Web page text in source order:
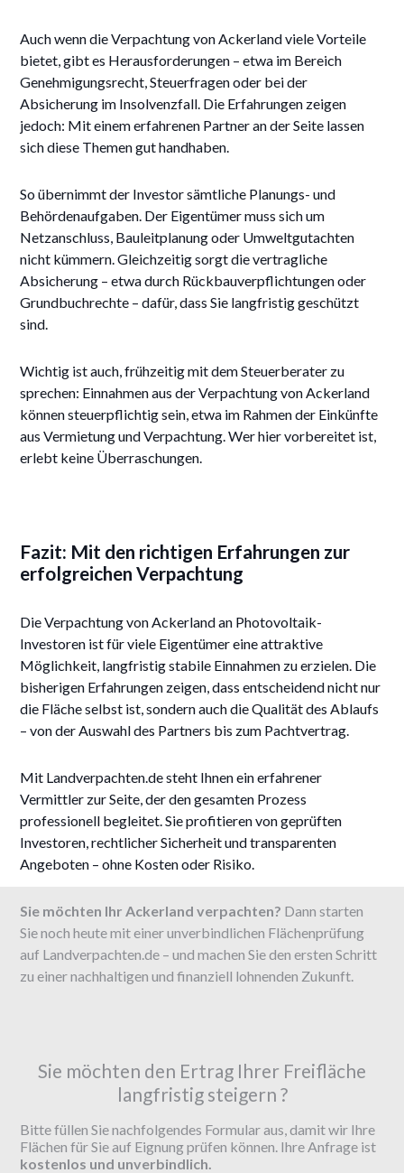
Auch wenn die Verpachtung von Ackerland viele Vorteile
bietet, gibt es Herausforderungen – etwa im Bereich
Genehmigungsrecht, Steuerfragen oder bei der
Absicherung im Insolvenzfall. Die Erfahrungen zeigen
jedoch: Mit einem erfahrenen Partner an der Seite lassen
sich diese Themen gut handhaben.
So übernimmt der Investor sämtliche Planungs- und
Behördenaufgaben. Der Eigentümer muss sich um
Netzanschluss, Bauleitplanung oder Umweltgutachten
nicht kümmern. Gleichzeitig sorgt die vertragliche
Absicherung – etwa durch Rückbauverpflichtungen oder
Grundbuchrechte – dafür, dass Sie langfristig geschützt
sind.
Wichtig ist auch, frühzeitig mit dem Steuerberater zu
sprechen: Einnahmen aus der Verpachtung von Ackerland
können steuerpflichtig sein, etwa im Rahmen der Einkünfte
aus Vermietung und Verpachtung. Wer hier vorbereitet ist,
erlebt keine Überraschungen.
Fazit: Mit den richtigen Erfahrungen zur
erfolgreichen Verpachtung
Die Verpachtung von Ackerland an Photovoltaik-
Investoren ist für viele Eigentümer eine attraktive
Möglichkeit, langfristig stabile Einnahmen zu erzielen. Die
bisherigen Erfahrungen zeigen, dass entscheidend nicht nur
die Fläche selbst ist, sondern auch die Qualität des Ablaufs
– von der Auswahl des Partners bis zum Pachtvertrag.
Mit Landverpachten.de steht Ihnen ein erfahrener
Vermittler zur Seite, der den gesamten Prozess
professionell begleitet. Sie profitieren von geprüften
Investoren, rechtlicher Sicherheit und transparenten
Angeboten – ohne Kosten oder Risiko.
Sie möchten Ihr Ackerland verpachten? Dann starten
Sie noch heute mit einer unverbindlichen Flächenprüfung
auf Landverpachten.de – und machen Sie den ersten Schritt
zu einer nachhaltigen und finanziell lohnenden Zukunft.
Sie möchten den Ertrag Ihrer Freifläche
langfristig steigern ?
Bitte füllen Sie nachfolgendes Formular aus, damit wir Ihre
Flächen für Sie auf Eignung prüfen können. Ihre Anfrage ist
kostenlos und unverbindlich.